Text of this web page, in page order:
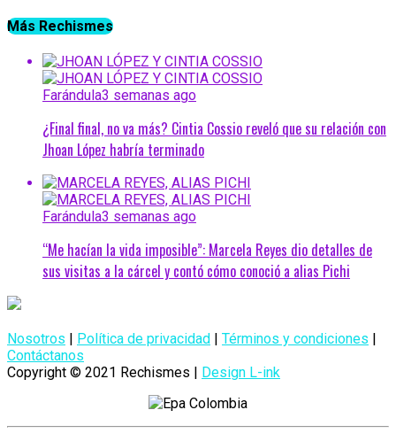
Más Rechismes
Farándula3 semanas ago
¿Final final, no va más? Cintia Cossio reveló que su relación con
Jhoan López habría terminado
Farándula3 semanas ago
“Me hacían la vida imposible”: Marcela Reyes dio detalles de
sus visitas a la cárcel y contó cómo conoció a alias Pichi
Nosotros Política de privacidad Términos y condiciones
Contáctanos
Copyright © 2021 Rechismes |
Design L-ink